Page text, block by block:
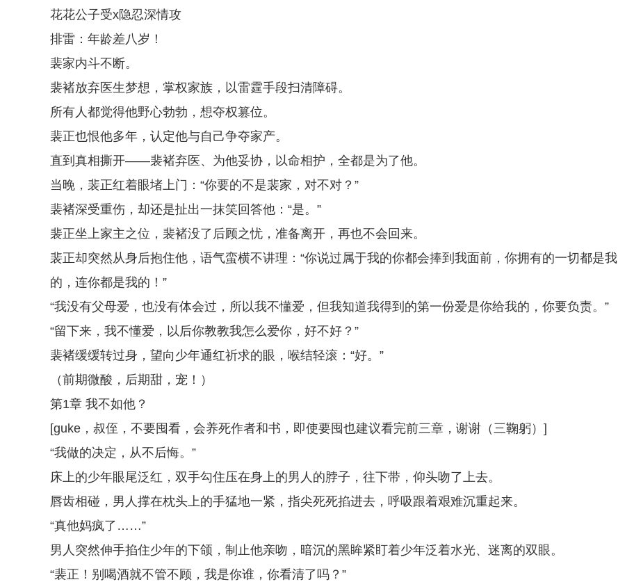
花花公子受x隐忍深情攻
排雷：年龄差八岁！
裴家内斗不断。
裴褚放弃医生梦想，掌权家族，以雷霆手段扫清障碍。
所有人都觉得他野心勃勃，想夺权篡位。
裴正也恨他多年，认定他与自己争夺家产。
直到真相撕开——裴褚弃医、为他妥协，以命相护，全都是为了他。
当晚，裴正红着眼堵上门：“你要的不是裴家，对不对？”
裴褚深受重伤，却还是扯出一抹笑回答他：“是。”
裴正坐上家主之位，裴褚没了后顾之忧，准备离开，再也不会回来。
裴正却突然从身后抱住他，语气蛮横不讲理：“你说过属于我的你都会捧到我面前，你拥有的一切都是我
的，连你都是我的！”
“我没有父母爱，也没有体会过，所以我不懂爱，但我知道我得到的第一份爱是你给我的，你要负责。”
“留下来，我不懂爱，以后你教教我怎么爱你，好不好？”
裴褚缓缓转过身，望向少年通红祈求的眼，喉结轻滚：“好。”
（前期微酸，后期甜，宠！）
第1章 我不如他？
[guke，叔侄，不要囤看，会养死作者和书，即使要囤也建议看完前三章，谢谢（三鞠躬）]
“我做的决定，从不后悔。”
床上的少年眼尾泛红，双手勾住压在身上的男人的脖子，往下带，仰头吻了上去。
唇齿相碰，男人撑在枕头上的手猛地一紧，指尖死死掐进去，呼吸跟着艰难沉重起来。
“真他妈疯了……”
男人突然伸手掐住少年的下颌，制止他亲吻，暗沉的黑眸紧盯着少年泛着水光、迷离的双眼。
“裴正！别喝酒就不管不顾，我是你谁，你看清了吗？”